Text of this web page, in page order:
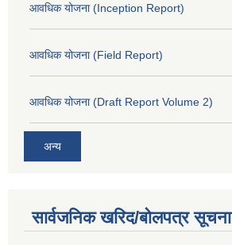
आवधिक योजना (Inception Report)
आवधिक योजना (Field Report)
आवधिक योजना (Draft Report Volume 2)
अन्य
सार्वजनिक खरिद/बोलपत्र सूचना